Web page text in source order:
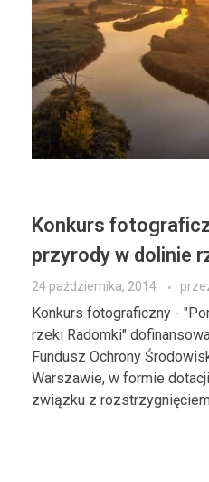
Konkurs
przyrody w dolinie
24 października, 2014
Konkurs fotograficzny -
rzeki Radomki"
Fundusz Ochrony
Warszawie, w formie
związku z